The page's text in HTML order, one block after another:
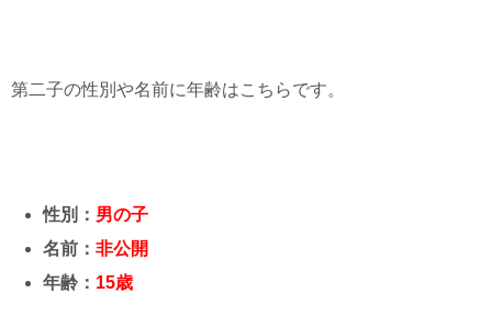
第二子の性別や名前に年齢はこちらです。
性別： 男の子
名前：非公開
年齢： 15歳